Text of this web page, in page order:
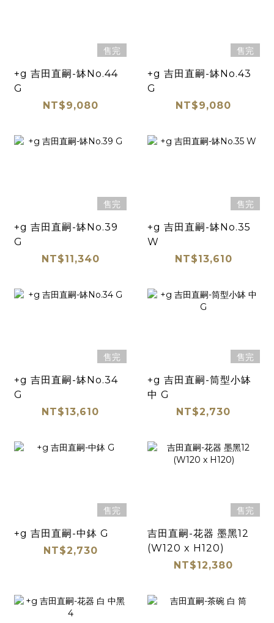
售完
+g 吉田直嗣-缽No.44
G
NT$9,080
售完
+g 吉田直嗣-缽No.43
G
NT$9,080
售完
+g 吉田直嗣-缽No.39
G
NT$11,340
售完
+g 吉田直嗣-缽No.35
W
NT$13,610
售完
+g 吉田直嗣-缽No.34
G
NT$13,610
售完
+g 吉田直嗣-筒型小缽
中 G
NT$2,730
售完
+g 吉田直嗣-中鉢 G
NT$2,730
售完
吉田直嗣-花器 墨黑12
(W120 x H120)
NT$12,380